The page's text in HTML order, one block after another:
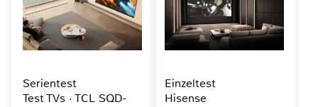
Serientest
Test TVs · TCL SQD-
Einzeltest
Hisense